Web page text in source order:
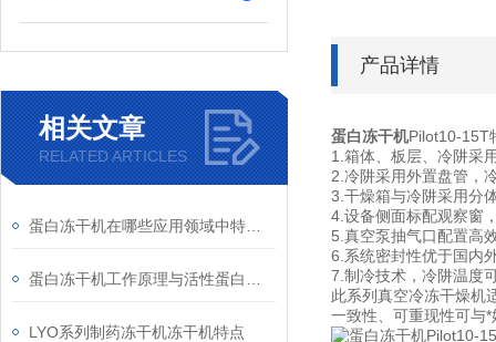
相关文章
RELATED ARTICLES
LYO系列制药冻干机冻干机特点
产品详情
蛋白冻干机Pilot10-15T
1.箱体、板层、冷阱采
2.冷阱采用外置盘管，
3.干燥箱与冷阱采用分
4.设备侧面标配观察窗
5.真空泵抽气口配置高
6.系统密封性优于国内
7.制冷技术，冷阱温度
此系列真空冷冻干燥机
一致性、可重现性可与